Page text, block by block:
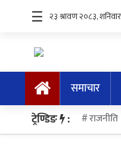
समाचार
प्रदेश
राजनीति
☰
समाचार
ट्रेण्डिङ : राजनीति